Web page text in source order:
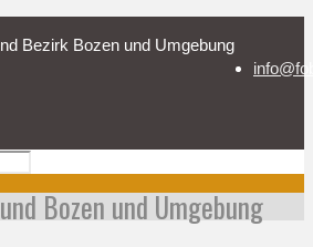
Bezirk Bozen und Umgebung
Bozen und Umgebung